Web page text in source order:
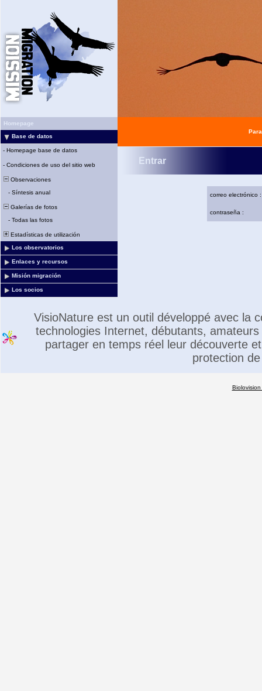
Homepage
Base de datos
- Homepage base de datos
- Condiciones de uso del sitio web
Observaciones
- Síntesis anual
Galerías de fotos
- Todas las fotos
Estadísticas de utilización
Los observatorios
Enlaces y recursos
Misión migración
Los socios
Entrar
correo electrónico :
contraseña :
VisioNature est un outil développé avec la
technologies Internet, débutants,
partager en temps réel leur découverte
protection
Biolovision